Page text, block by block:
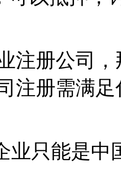
注册公司
注册需满
业只能是